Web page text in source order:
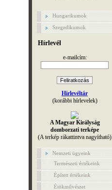
Hungarikumok
Szegedikumok
Hírlevél
e-mailcím:
Hírlevéltár
(korábbi hírlevelek)
A Magyar Királyság
domborzati terképe
(A terkép rákattintva nagyítható)
Nemzeti ügyeink
Természeti értékeink
Épített értékeink
Étökművészet